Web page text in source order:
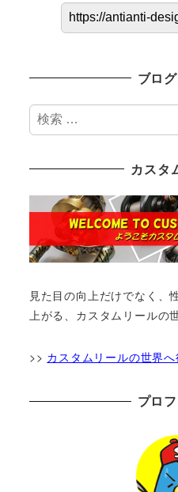
ブロ
検
索
カスタ
見た目の向上だけでなく、
上がる、カスタムリールの
>> カスタムリールの世界へ
プロ